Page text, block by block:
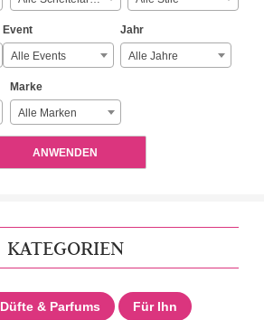
Event
Alle Events
Jahr
Alle Jahre
Marke
Alle Marken
ANWENDEN
KATEGORIEN
Düfte & Parfums Für Ihn